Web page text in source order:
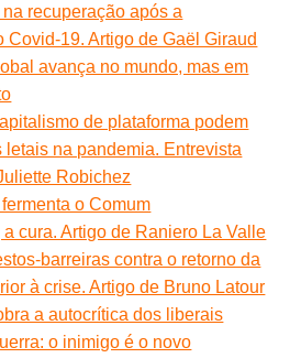
recuperação após a
Covid-19. Artigo de Gaël Giraud
avança no mundo, mas em
de plataforma podem
letais na pandemia. Entrevista
Robichez
o Comum
cura. Artigo de Raniero La Valle
barreiras contra o retorno da
à crise. Artigo de Bruno Latour
a autocrítica dos liberais
o inimigo é o novo